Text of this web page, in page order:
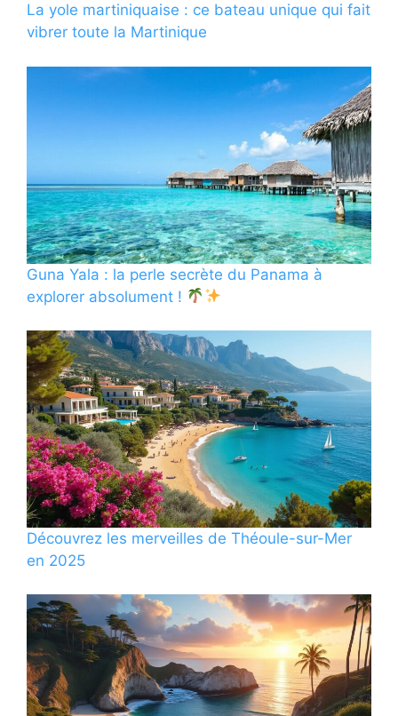
La yole martiniquaise : ce bateau unique qui fait
vibrer toute la Martinique
Guna Yala : la perle secrète du Panama à
explorer absolument !
Découvrez les merveilles de Théoule-sur-Mer
en 2025